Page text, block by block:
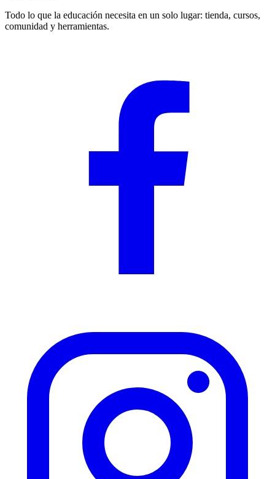
Todo lo que la educación necesita en un solo lugar: tienda, cursos,
comunidad y herramientas.